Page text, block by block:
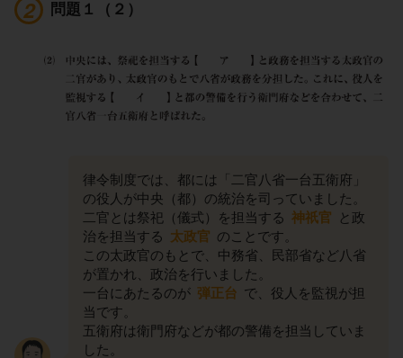
問題１（２）
律令制度では、都には「二官八省一台五衛府」
の役人が中央（都）の統治を司っていました。
二官とは祭祀（儀式）を担当する 神祇官
と政
治を担当する 太政官 のことです。
この太政官のもとで、中務省、民部省など八省
が置かれ、政治を行いました。
一台にあたるのが 弾正台 で、役人を監視が担
当です。
五衛府は衛門府などが都の警備を担当していま
した。